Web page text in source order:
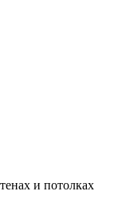
и потолках